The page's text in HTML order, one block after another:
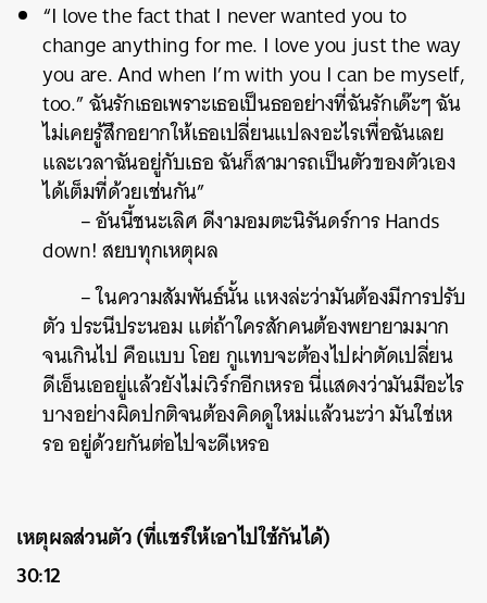
“I love the fact that I never wanted you to
change anything for me. I love you just the way
you are. And when I’m with you I can be myself,
too.” ฉันรักเธอเพราะเธอเป็นธออย่างที่ฉันรักเด๊ะๆ ฉัน
ไม่เคยรู้สึกอยากให้เธอเปลี่ยนแปลงอะไรเพื่อฉันเลย
และเวลาฉันอยู่กับเธอ ฉันก็สามารถเป็นตัวของตัวเอง
ได้เต็มที่ด้วยเช่นกัน”
– อันนี้ชนะเลิศ ดีงามอมตะนิรันดร์การ Hands
down! สยบทุกเหตุผล
– ในความสัมพันธ์นั้น แหงล่ะว่ามันต้องมีการปรับ
ตัว ประนีประนอม แต่ถ้าใครสักคนต้องพยายามมาก
จนเกินไป คือแบบ โอย กูแทบจะต้องไปผ่าตัดเปลี่ยน
ดีเอ็นเออยู่แล้วยังไม่เวิร์กอีกเหรอ นี่แสดงว่ามันมีอะไร
บางอย่างผิดปกติจนต้องคิดดูใหม่แล้วนะว่า มันใช่เห
รอ อยู่ด้วยกันต่อไปจะดีเหรอ
เหตุผลส่วนตัว (ที่แชร์ให้เอาไปใช้กันได้)
30:12